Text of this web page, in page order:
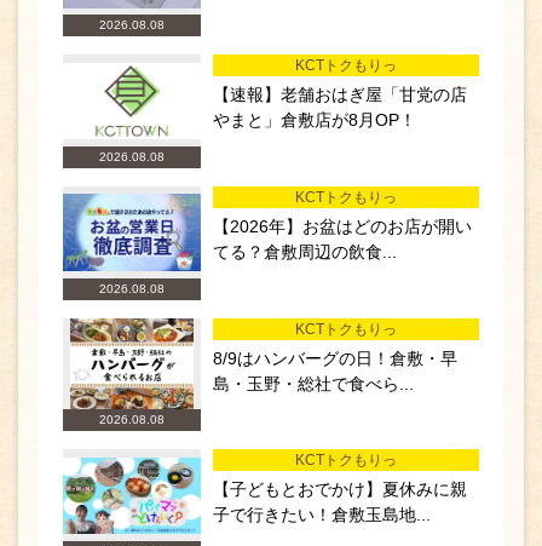
2026.08.08
2026.08.08
KCTトクもりっ
【速報】老舗おはぎ屋「甘党の店
やまと」倉敷店が8月OP！
2026.08.08
KCTトクもりっ
【2026年】お盆はどのお店が開い
てる？倉敷周辺の飲食...
2026.08.08
KCTトクもりっ
8/9はハンバーグの日！倉敷・早
島・玉野・総社で食べら...
KCTトクもりっ
【子どもとおでかけ】夏休みに親
子で行きたい！倉敷玉島地...